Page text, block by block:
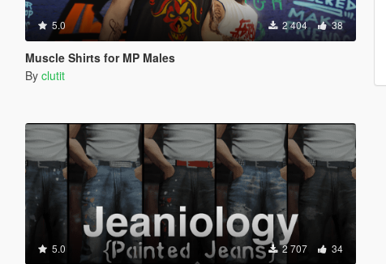
5.0 2 404 38
Muscle Shirts for MP Males
By clutit
5.0 2 707 34